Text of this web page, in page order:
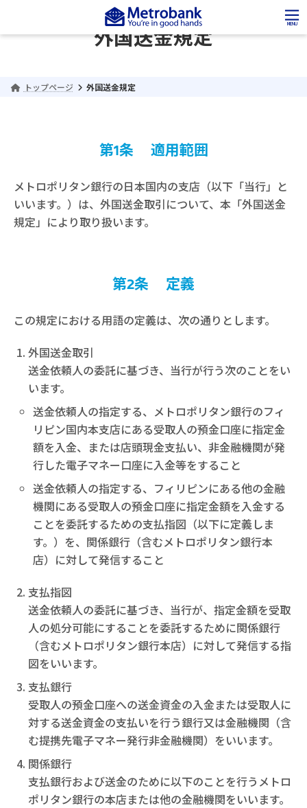
テ
ゲ
外国送金規定
トップページ 外国送金規定
第1条 適用範囲
メトロポリタン銀行の日本国内の支店（以下「当行」と
いいます。）は、外国送金取引について、本「外国送金
規定」により取り扱います。
第2条 定義
この規定における用語の定義は、次の通りとします。
外国送金取引
送金依頼人の委託に基づき、当行が行う次のことをい
います。
送金依頼人の指定する、メトロポリタン銀行のフィ
リピン国内本支店にある受取人の預金口座に指定金
額を入金、または店頭現金支払い、非金融機関が発
行した電子マネー口座に入金等をすること
送金依頼人の指定する、フィリピンにある他の金融
機関にある受取人の預金口座に指定金額を入金する
ことを委託するための支払指図（以下に定義しま
す。）を、関係銀行（含むメトロポリタン銀行本
店）に対して発信すること
支払指図
送金依頼人の委託に基づき、当行が、指定金額を受取
人の処分可能にすることを委託するために関係銀行
（含むメトロポリタン銀行本店）に対して発信する指
図をいいます。
支払銀行
受取人の預金口座への送金資金の入金または受取人に
対する送金資金の支払いを行う銀行又は金融機関（含
む提携先電子マネー発行非金融機関）をいいます。
関係銀行
支払銀行および送金のために以下のことを行うメトロ
ポリタン銀行の本店または他の金融機関をいいます。
MENU